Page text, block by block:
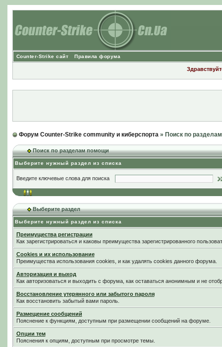
Counter-Strike сайт Правила форума
Форум Counter-Strike community и киберспорта» Поиск по
Поиск по разделам помощи
Выберите нужный раздел из списка
Введите ключевые слова для поиска
Выберите раздел
Выберите нужный раздел из списка
Преимущества регистрации
Как зарегистрироваться и каковы преимущества зарегистрированного
Cookies и их использование
Преимущества использования cookies, и как удалять cookies данного форума.
Авторизация и выход
Как авторизоваться и выходить с форума, как оставаться анонимным и не
Восстановление утерянного или забытого пароля
Как восстановить забытый вами пароль.
Размещение сообщений
Пояснение к функциям, доступным при размещении сообщений на форуме.
Опции тем
Пояснения к опциям, доступным при просмотре темы.